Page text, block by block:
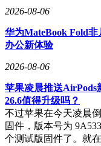
2026-08-06
华为MateBook Fold
办公新体验
2026-08-06
苹果凌晨推送AirPods
26.6值得升级吗？
不过苹果在今天凌晨
固件，版本号为
个测试版固件了。就